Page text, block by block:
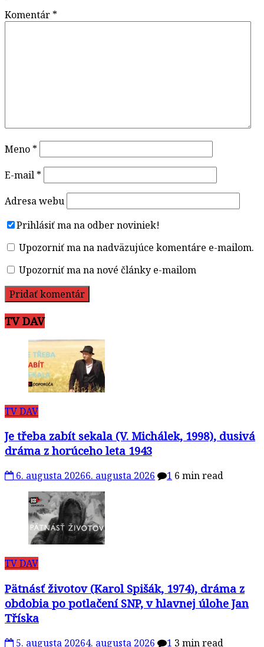
Komentár *
Meno *
E-mail *
Adresa webu
Prihlásiť ma na odber noviniek!
Upozorniť ma na nadväzujúce komentáre e-mailom.
Upozorniť ma na nové články e-mailom
TV DAV
TV DAV
Je třeba zabít sekala (V. Michálek, 1998), dusivá
dráma z horúceho leta 1943
6. augusta 20266. augusta 2026 1 6 min read
TV DAV
Pätnásť životov (Karol Spišák, 1974), dráma z
obdobia po potlačení SNP, v hlavnej úlohe Jan
Tříska
5. augusta 20264. augusta 2026 1 3 min read